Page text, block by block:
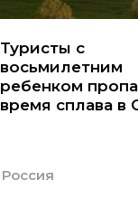
Туристы с
восьмилетним
ребенком
время сплава в
Россия